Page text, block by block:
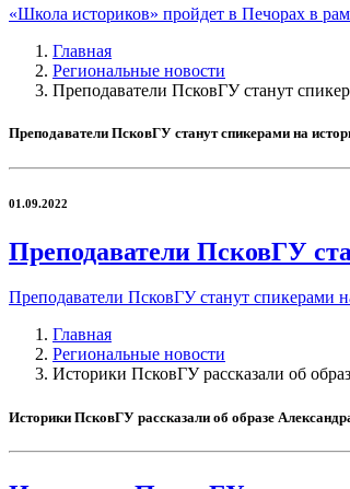
«Школа историков» пройдет в Печорах в
Главная
Региональные новости
Преподаватели ПсковГУ станут
Преподаватели ПсковГУ станут спикерами на
01.09.2022
Преподаватели ПсковГУ
Преподаватели ПсковГУ станут спикерами
Главная
Региональные новости
Историки ПсковГУ рассказали об
Историки ПсковГУ рассказали об образе